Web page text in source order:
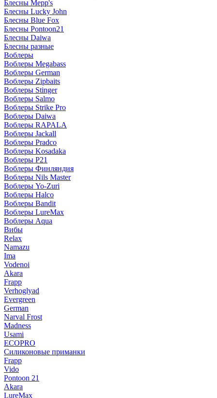
Блесны Mepp's
Блесны Lucky John
Блесны Blue Fox
Блесны Pontoon21
Блесны Daiwa
Блесны разные
Воблеры
Воблеры Megabass
Воблеры German
Воблеры Zipbaits
Воблеры Stinger
Воблеры Salmo
Воблеры Strike Pro
Воблеры Daiwa
Воблеры RAPALA
Воблеры Jackall
Воблеры Pradco
Воблеры Kosadaka
Воблеры P21
Воблеры Финляндия
Воблеры Nils Master
Воблеры Yo-Zuri
Воблеры Halco
Воблеры Bandit
Воблеры LureMax
Воблеры Aqua
Вибы
Relax
Namazu
Ima
Vodenoi
Akara
Frapp
Verhoglyad
Evergreen
German
Narval Frost
Madness
Usami
ECOPRO
Силиконовые приманки
Frapp
Vido
Pontoon 21
Akara
LureMax